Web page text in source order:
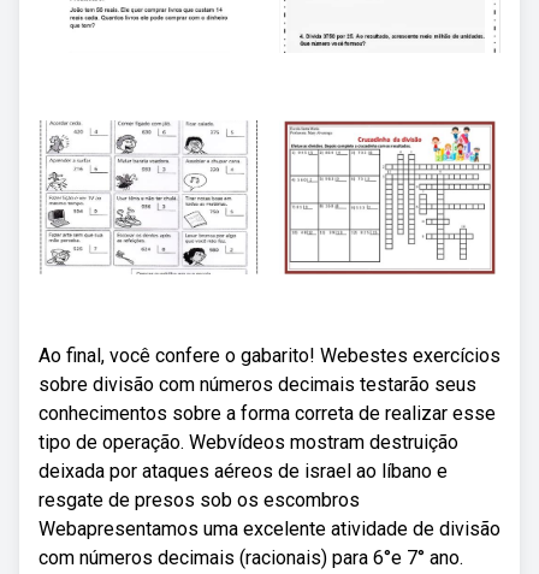
Ao final, você confere o gabarito! Webestes exercícios
sobre divisão com números decimais testarão seus
conhecimentos sobre a forma correta de realizar esse
tipo de operação. Webvídeos mostram destruição
deixada por ataques aéreos de israel ao líbano e
resgate de presos sob os escombros
Webapresentamos uma excelente atividade de divisão
com números decimais (racionais) para 6°e 7° ano.